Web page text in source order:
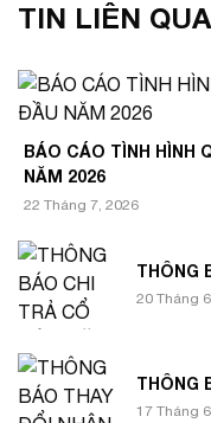
TIN LIÊN
BÁO CÁO TÌNH HÌNH
NĂM 2026
22 Tháng 7, 2026
THÔNG
20 Tháng
THÔNG
17 Tháng